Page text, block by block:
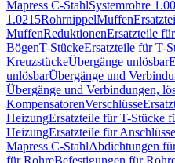
Mapress C-StahlSystemrohre
1.0215RohrnippelMuffen
MuffenReduktionenErsatzteile
BögenT-StückeErsatzteile für T-
KreuzstückeÜbergänge unlösbar
unlösbarÜbergänge und
Übergänge und Verbindungen,
KompensatorenVerschlüsse
HeizungErsatzteile für T-Stücke
HeizungErsatzteile für
Mapress C-StahlAbdichtungen
für RohreBefestigungen für